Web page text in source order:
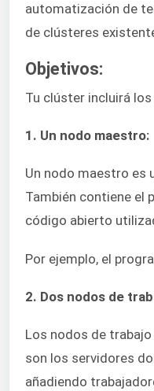
automatización de
de clústeres
Objetivos:
Tu clúster incluirá
1. Un nodo maestro:
Un nodo maestro es
También contiene el
código abierto
Por ejemplo, el
2. Dos nodos de
Los nodos de
son los servidores
añadiendo